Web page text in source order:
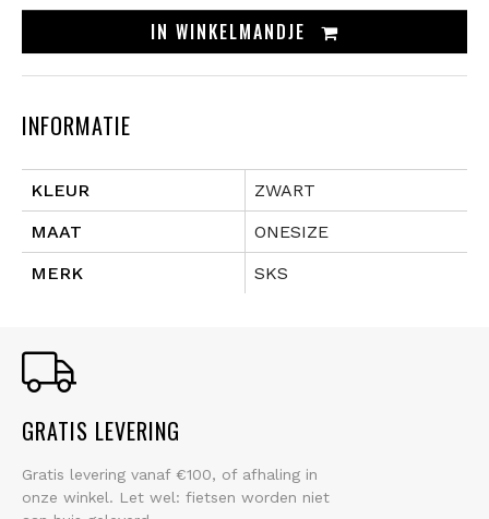
IN WINKELMANDJE
INFORMATIE
KLEUR
ZWART
MAAT
ONESIZE
MERK
SKS
GRATIS LEVERING
Gratis levering vanaf €100, of afhaling in
onze winkel. Let wel: fietsen worden niet